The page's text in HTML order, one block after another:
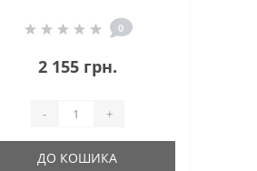
0
2 155 грн.
- +
ДО КОШИКА